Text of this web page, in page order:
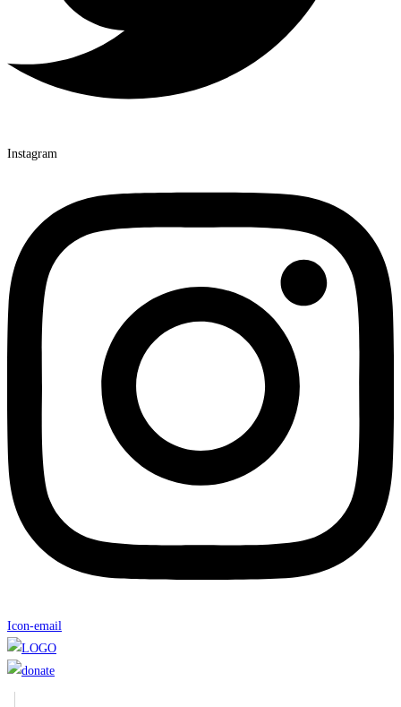
Instagram
Icon-email